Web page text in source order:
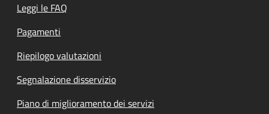
Leggi le FAQ
Pagamenti
Riepilogo valutazioni
Segnalazione disservizio
Piano di miglioramento dei servizi